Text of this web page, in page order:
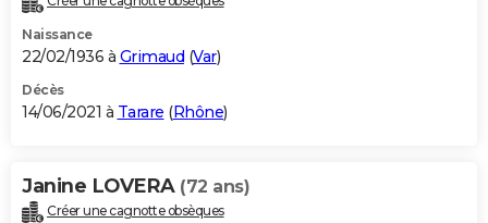
Naissance
22/02/1936 à Grimaud (Var)
Décès
14/06/2021 à Tarare (Rhône)
Janine LOVERA (72 ans)
Créer une cagnotte obsèques